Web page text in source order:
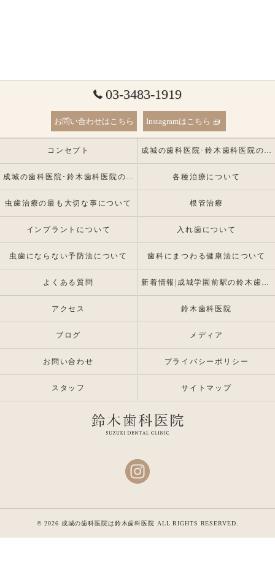
03-3483-1919
お問い合わせはこちら Instagramはこちら
コンセプト 成城の歯科医院･鈴木歯科医院の口コミ情報
成城の歯科医院･鈴木歯科医院の患者様の声 各種治療について
虫歯治療の最も大切な事について 根管治療
インプラントについて 入れ歯について
虫歯にならない予防法について 歯科にまつわる健康法について
よくある質問 新着情報|成城学園前駅の鈴木歯科医院 |インプラント・入れ歯専門
アクセス 鈴木歯科医院
ブログ メディア
お問い合わせ プライバシーポリシー
スタッフ サイトマップ
© 2026 成城の歯科医院は鈴木歯科医院 ALL RIGHTS RESERVED.